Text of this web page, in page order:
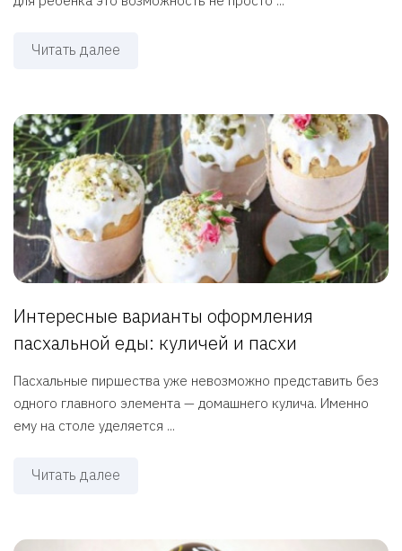
Читать далее
Интересные варианты оформления
пасхальной еды: куличей и пасхи
Пасхальные пиршества уже невозможно представить без
одного главного элемента — домашнего кулича. Именно
ему на столе уделяется ...
Читать далее